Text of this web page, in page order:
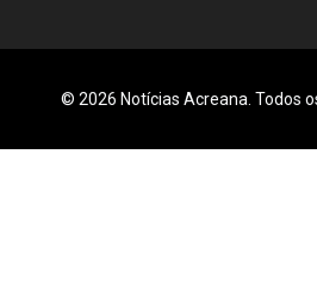
© 2026 Notícias Acreana. Todos